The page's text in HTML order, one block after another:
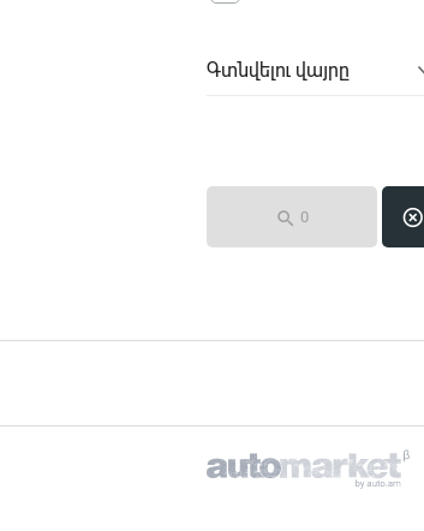
Գտնվելու վայրը
 0 control_point